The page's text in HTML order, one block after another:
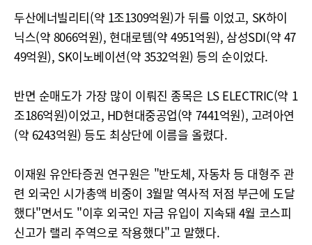
두산에너빌리티(약 1조1309억원)가 뒤를 이었고, SK하이
닉스(약 8066억원), 현대로템(약 4951억원), 삼성SDI(약 47
49억원), SK이노베이션(약 3532억원) 등의 순이었다.
반면 순매도가 가장 많이 이뤄진 종목은 LS ELECTRIC(약 1
조186억원)이었고, HD현대중공업(약 7441억원), 고려아연
(약 6243억원) 등도 최상단에 이름을 올렸다.
이재원 유안타증권 연구원은 "반도체, 자동차 등 대형주 관
련 외국인 시가총액 비중이 3월말 역사적 저점 부근에 도달
했다"면서도 "이후 외국인 자금 유입이 지속돼 4월 코스피
신고가 랠리 주역으로 작용했다"고 말했다.